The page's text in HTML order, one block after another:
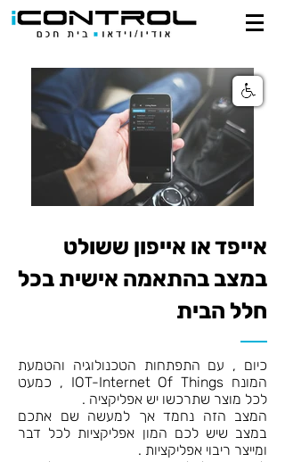
אייפד או אייפון ששולט
במצב בהתאמה אישית בכל
חלל הבית
כיום , עם התפתחות הטכנולוגיה והטמעת
המונח IOT-Internet Of Things , כמעט
לכל מוצר שתרכשו יש אפליקציה .
המצב הזה נחמד אך למעשה שם אתכם
במצב שיש לכם המון אפליקציות לכל דבר
ומייצר ריבוי אפליקציות .